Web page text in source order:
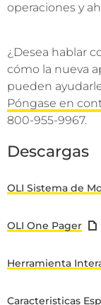
operaciones y
¿Desea hablar
cómo la nueva
pueden
Póngase en
800-955-9967.
Descargas
OLI Sistema de
OLI One Pager
Herramienta
Caracteristicas